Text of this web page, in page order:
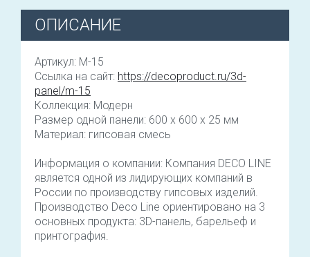
ОПИСАНИЕ
Артикул: M-15
Ссылка на сайт: https://decoproduct.ru/3d-
panel/m-15
Коллекция: Модерн
Размер одной панели: 600 x 600 x 25 мм
Материал: гипсовая смесь
Информация о компании: Компания DECO LINE
является одной из лидирующих компаний в
России по производству гипсовых изделий.
Производство Deco Line ориентировано на 3
основных продукта: 3D-панель, барельеф и
принтография.